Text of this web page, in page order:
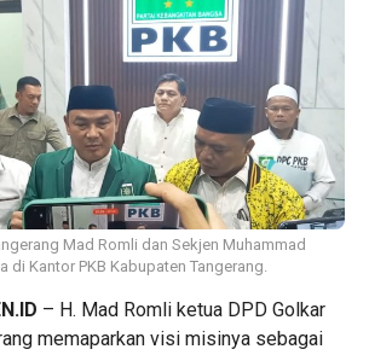
Mad Romli dan Sekjen Muhammad
di Kantor PKB Kabupaten Tangerang.
– H. Mad Romli ketua DPD Golkar
memaparkan visi misinya sebagai